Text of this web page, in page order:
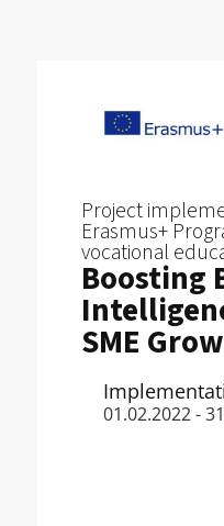
Project
Erasmus+
vocational
Boosting
SME
01.02.2022 -